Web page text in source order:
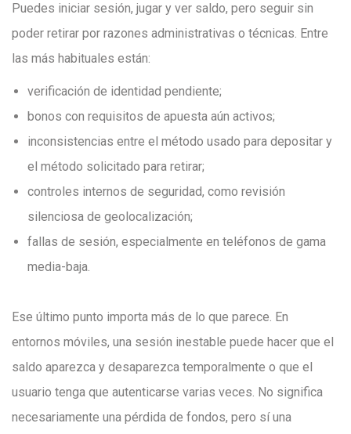
Puedes iniciar sesión, jugar y ver saldo, pero seguir sin
poder retirar por razones administrativas o técnicas. Entre
las más habituales están:
verificación de identidad pendiente;
bonos con requisitos de apuesta aún activos;
inconsistencias entre el método usado para depositar y
el método solicitado para retirar;
controles internos de seguridad, como revisión
silenciosa de geolocalización;
fallas de sesión, especialmente en teléfonos de gama
media-baja.
Ese último punto importa más de lo que parece. En
entornos móviles, una sesión inestable puede hacer que el
saldo aparezca y desaparezca temporalmente o que el
usuario tenga que autenticarse varias veces. No significa
necesariamente una pérdida de fondos, pero sí una